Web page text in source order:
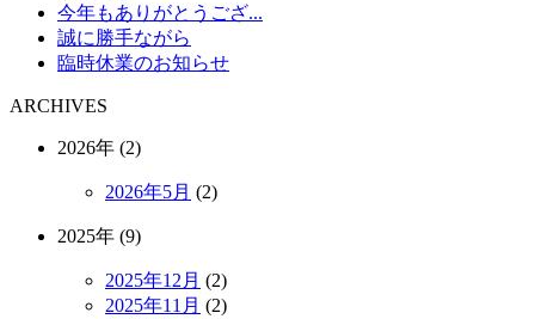
今年もありがとうござ...
誠に勝手ながら
臨時休業のお知らせ
ARCHIVES
2026年 (2)
2026年5月 (2)
2025年 (9)
2025年12月 (2)
2025年11月 (2)